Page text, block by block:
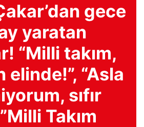
gece
yaratan
“Milli takım,
elinde!”, “Asla
sıfır
Takım